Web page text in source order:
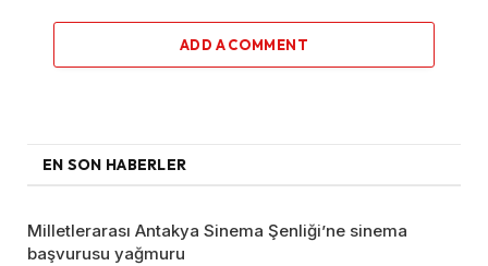
ADD A COMMENT
EN SON HABERLER
Milletlerarası Antakya Sinema Şenliği’ne sinema
başvurusu yağmuru